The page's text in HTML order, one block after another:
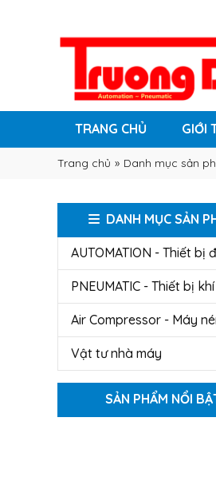
TRANG CHỦ GIỚI
Trang chủ » Danh mục sản
DANH MỤC SẢN
AUTOMATION - Thiết bị
PNEUMATIC - Thiết bị
Air Compressor - Máy
Vật tư nhà máy
SẢN PHẨM NỔI